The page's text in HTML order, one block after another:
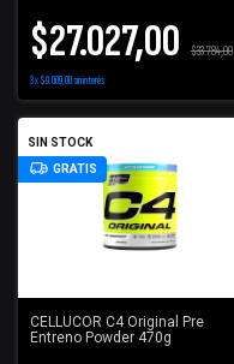
$27.027,00 $33.784,00
3x$9.009,00sin interés
SIN STOCK
GRATIS
CELLUCOR C4 Original Pre
Entreno Powder 470g